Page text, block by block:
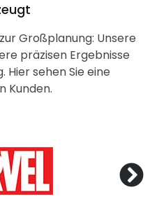
Großplanung: Unsere
präzisen Ergebnisse
Hier sehen Sie eine
Kunden.